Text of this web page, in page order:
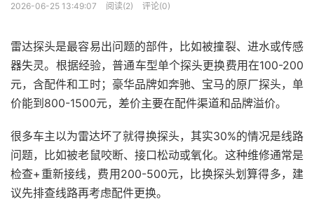
2026-06-25 13:49:07 阅读(2) 评论(0)
雷达探头是最容易出问题的部件，比如被撞裂、进水或传感
器失灵。根据经验，普通车型单个探头更换费用在100-200
元，含配件和工时；豪华品牌如奔驰、宝马的原厂探头，单
价能到800-1500元，差价主要在配件渠道和品牌溢价。
很多车主以为雷达坏了就得换探头，其实30%的情况是线路
问题，比如被老鼠咬断、接口松动或氧化。这种维修通常是
检查+重新接线，费用200-500元，比换探头划算得多，建
议先排查线路再考虑配件更换。